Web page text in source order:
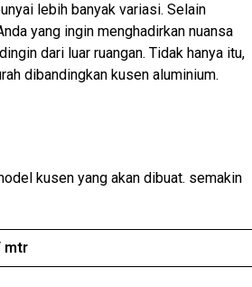
lebih banyak variasi. Selain
yang ingin menghadirkan nuansa
dari luar ruangan. Tidak hanya itu,
dibandingkan kusen aluminium.
kusen yang akan dibuat. semakin